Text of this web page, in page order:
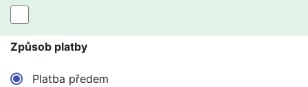
Způsob platby
Platba předem